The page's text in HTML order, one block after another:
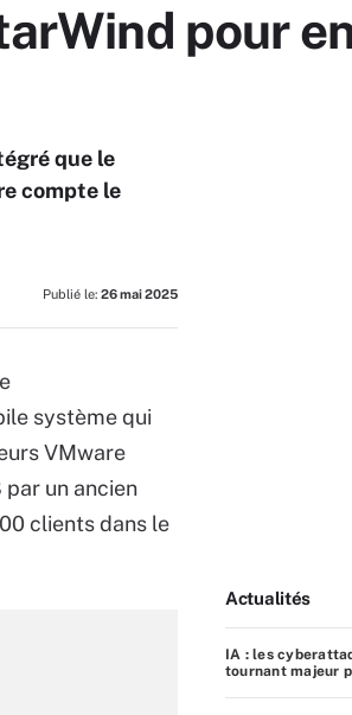
pour
que le
compte le
Publié le: 26 mai 2025
système qui
VMware
un ancien
clients dans le
Actualités
IA : les
tournant majeur